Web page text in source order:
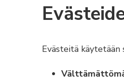
Evästeitä käytetään